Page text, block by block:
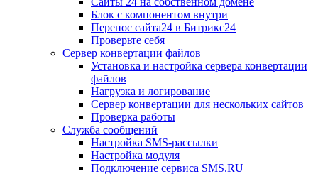
Блок с компонентом внутри
Перенос сайта24 в Битрикс24
Проверьте себя
Сервер конвертации файлов
Установка и настройка сервера конвертации
файлов
Нагрузка и логирование
Сервер конвертации для нескольких сайтов
Проверка работы
Служба сообщений
Настройка SMS-рассылки
Настройка модуля
Подключение сервиса SMS.RU